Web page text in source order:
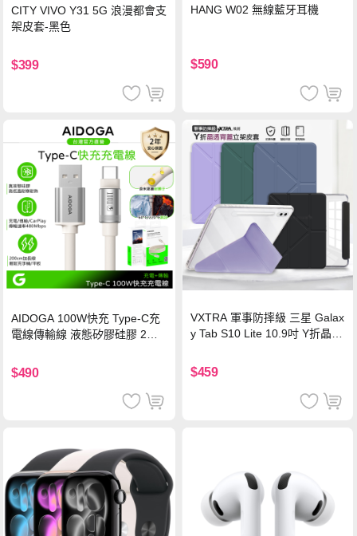
CITY VIVO Y31 5G 浪漫都會支
架皮套-黑色
$399
HANG W02 無線藍牙耳機
$590
AIDOGA 100W快充 Type-C充
電線傳輸線 液態矽膠硅膠 2M
$490
VXTRA 軍事防摔級 三星 Galax
y Tab S10 Lite 10.9吋 Y折晶透
$459